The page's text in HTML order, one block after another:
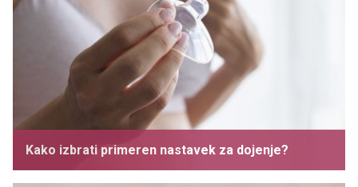
Kako izbrati primeren nastavek za dojenje?